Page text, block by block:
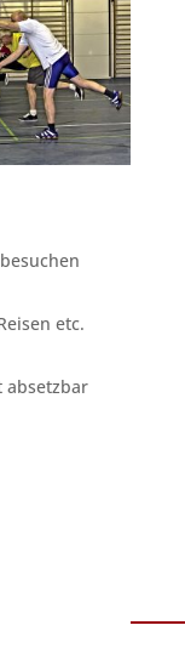
etc.
absetzbar